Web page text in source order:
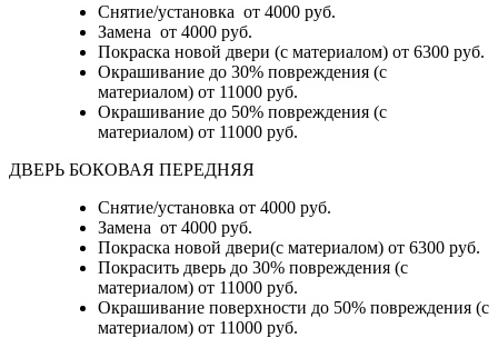
Снятие/установка от 4000 руб.
Замена от 4000 руб.
Покраска новой двери (с материалом) от 6300 руб.
Окрашивание до 30% повреждения (с
материалом) от 11000 руб.
Окрашивание до 50% повреждения (с
материалом) от 11000 руб.
ДВЕРЬ БОКОВАЯ ПЕРЕДНЯЯ
Снятие/установка от 4000 руб.
Замена от 4000 руб.
Покраска новой двери(с материалом) от 6300 руб.
Покрасить дверь до 30% повреждения (с
материалом) от 11000 руб.
Окрашивание поверхности до 50% повреждения (с
материалом) от 11000 руб.